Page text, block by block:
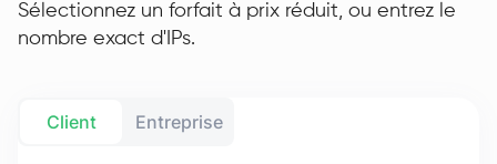
Sélectionnez un forfait à prix réduit, ou entrez le
nombre exact d'IPs.
Client Entreprise